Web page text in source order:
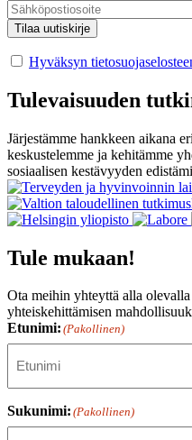
Hyväksyn
Tulevaisuuden
Järjestämme hankkeen aikana
keskustelemme ja kehitämme
sosiaalisen kestävyyden
Tule mukaan!
Ota meihin yhteyttä alla
yhteiskehittämisen
Etunimi: (Pakollinen)
Sukunimi: (Pakollinen)